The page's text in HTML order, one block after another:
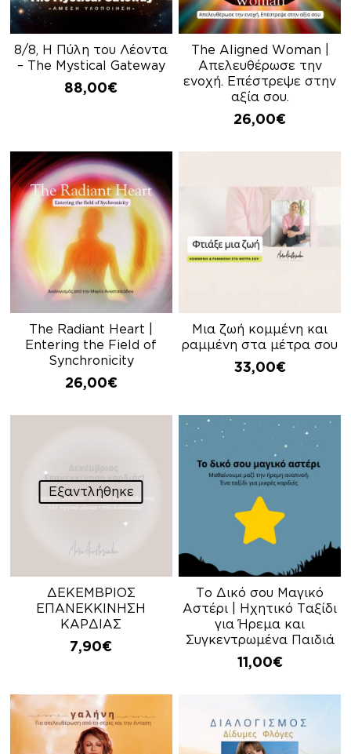
8/8, Η Πύλη του Λέοντα
– The Mystical Gateway
88,00€
The Aligned Woman |
Απελευθέρωσε την
ενοχή. Επέστρεψε στην
αξία σου.
26,00€
The Radiant Heart |
Entering the Field of
Synchronicity
26,00€
Mια ζωή κομμένη και
ραμμένη στα μέτρα σου
33,00€
Εξαντλήθηκε
ΔΕΚΕΜΒΡΙΟΣ
ΕΠΑΝΕΚΚΙΝΗΣΗ
ΚΑΡΔΙΑΣ
7,90€
Το Δικό σου Μαγικό
Αστέρι | Ηχητικό Ταξίδι
για Ήρεμα και
Συγκεντρωμένα Παιδιά
11,00€